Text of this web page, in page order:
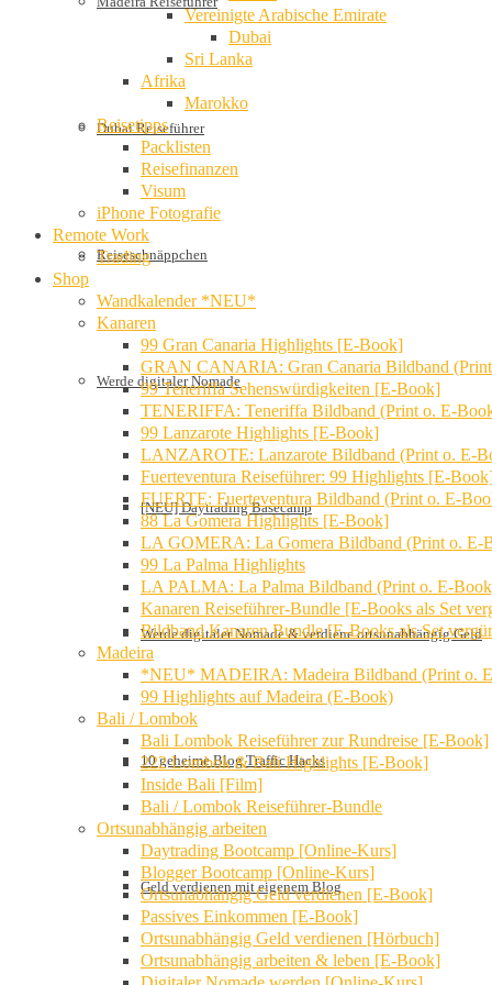
Dubai Reiseführer
Reiseschnäppchen
Werde digitaler Nomade
[NEU] Daytrading Basecamp
Werde digitaler Nomade & verdiene ortsunabhängig Geld
10 geheime Blog Traffic Hacks
Geld verdienen mit eigenem Blog
Vereinigte Arabische Emirate
Dubai
Sri Lanka
Afrika
Marokko
Reisetipps
Packlisten
Reisefinanzen
Visum
iPhone Fotografie
Remote Work
Trading
Shop
Wandkalender *NEU*
Kanaren
99 Gran Canaria Highlights [E-Book]
GRAN CANARIA: Gran Canaria Bildband
99 Teneriffa Sehenswürdigkeiten [E-Book]
TENERIFFA: Teneriffa Bildband (Print o. E-
99 Lanzarote Highlights [E-Book]
LANZAROTE: Lanzarote Bildband (Print o. E-
Fuerteventura Reiseführer: 99 Highlights [E-
FUERTE: Fuerteventura Bildband (Print o. E-
88 La Gomera Highlights [E-Book]
LA GOMERA: La Gomera Bildband (Print o. E-
99 La Palma Highlights
LA PALMA: La Palma Bildband (Print o. E-
Kanaren Reiseführer-Bundle [E-Books als Set
Bildband Kanaren Bundle [E-Books als Set
Madeira
*NEU* MADEIRA: Madeira Bildband (Print o.
99 Highlights auf Madeira (E-Book)
Bali / Lombok
Bali Lombok Reiseführer zur Rundreise [E-Book]
222 Lombok & Bali Highlights [E-Book]
Inside Bali [Film]
Bali / Lombok Reiseführer-Bundle
Ortsunabhängig arbeiten
Daytrading Bootcamp [Online-Kurs]
Blogger Bootcamp [Online-Kurs]
Ortsunabhängig Geld verdienen [E-Book]
Passives Einkommen [E-Book]
Ortsunabhängig Geld verdienen [Hörbuch]
Ortsunabhängig arbeiten & leben [E-Book]